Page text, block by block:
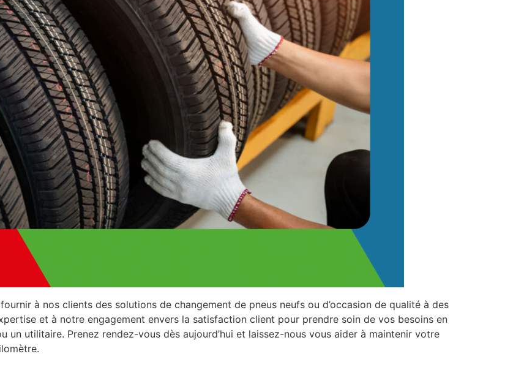
à nos clients des solutions de changement de pneus neufs ou d’occasion de qualité à des
et à notre engagement envers la satisfaction client pour prendre soin de vos besoins en
un utilitaire. Prenez rendez-vous dès aujourd’hui et laissez-nous vous aider à maintenir votre